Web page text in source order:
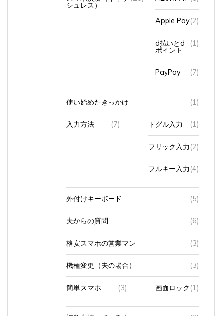
Apple Pay(2)
d払いとd
ポイント
(1)
PayPay (7)
使い始めたきっかけ (1)
入力方法 (7) トグル入力 (1)
フリック入力(2)
フルキー入力(4)
外付けキーボード (5)
夫からの質問 (6)
格安スマホの営業マン (3)
機種変更（夫の場合） (3)
簡単スマホ (3) 画面ロック(1)
複数台持っている人 (2)